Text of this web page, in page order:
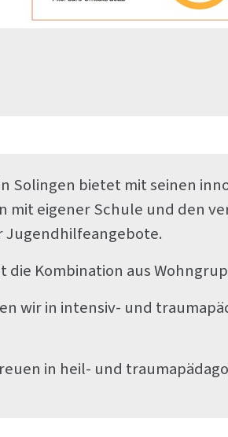
Solingen bietet mit seinen
mit eigener Schule und den
die Kombination aus
wir in intensiv- und
in heil- und